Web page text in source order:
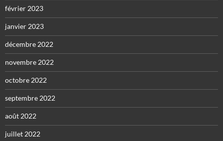
février 2023
janvier 2023
décembre 2022
novembre 2022
octobre 2022
septembre 2022
août 2022
juillet 2022